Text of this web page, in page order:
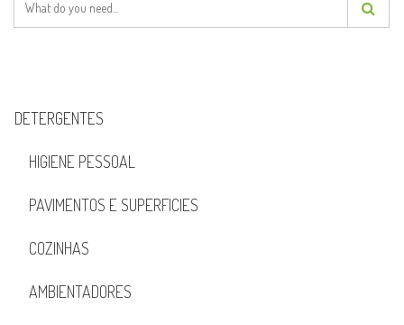
DETERGENTES
HIGIENE PESSOAL
PAVIMENTOS E SUPERFICIES
COZINHAS
AMBIENTADORES